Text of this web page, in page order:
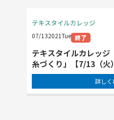
テキスタイルカレッジ
07/132021Tue 終了
テキスタイルカレッジ
糸づくり」【7/13（火
詳しく